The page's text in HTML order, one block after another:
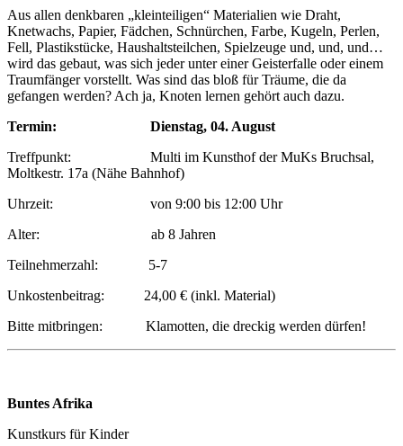
Aus allen denkbaren „kleinteiligen“ Materialien wie Draht,
Knetwachs, Papier, Fädchen, Schnürchen, Farbe, Kugeln, Perlen,
Fell, Plastikstücke, Haushaltsteilchen, Spielzeuge und, und, und…
wird das gebaut, was sich jeder unter einer Geisterfalle oder einem
Traumfänger vorstellt. Was sind das bloß für Träume, die da
gefangen werden? Ach ja, Knoten lernen gehört auch dazu.
Termin: Dienstag, 04. August
Treffpunkt: Multi im Kunsthof der MuKs Bruchsal,
Moltkestr. 17a (Nähe Bahnhof)
Uhrzeit: von 9:00 bis 12:00 Uhr
Alter: ab 8 Jahren
Teilnehmerzahl: 5-7
Unkostenbeitrag: 24,00 € (inkl. Material)
Bitte mitbringen: Klamotten, die dreckig werden dürfen!
Buntes Afrika
Kunstkurs für Kinder